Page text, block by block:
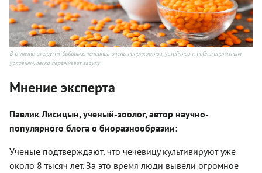
В отличие от других бобовых, чечевица очень неприхотлива, устойчива к неблагоприятным
условиям, легко переживает засуху
Мнение эксперта
Павлик Лисицын, ученый-зоолог, автор научно-
популярного блога о биоразнообразии:
Ученые подтверждают, что чечевицу культивируют уже
около 8 тысяч лет. За это время люди вывели огромное